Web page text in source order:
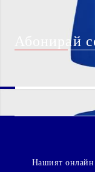
Абонирай
Нашият онлайн